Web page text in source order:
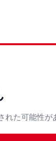
た可能性が